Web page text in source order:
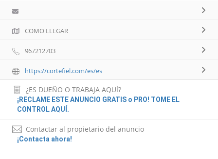
COMO LLEGAR
967212703
https://cortefiel.com/es/es
¿ES DUEÑO O TRABAJA AQUÍ?
¡RECLAME ESTE ANUNCIO GRATIS o PRO! TOME EL
CONTROL AQUÍ.
Contactar al propietario del anuncio
¡Contacta ahora!